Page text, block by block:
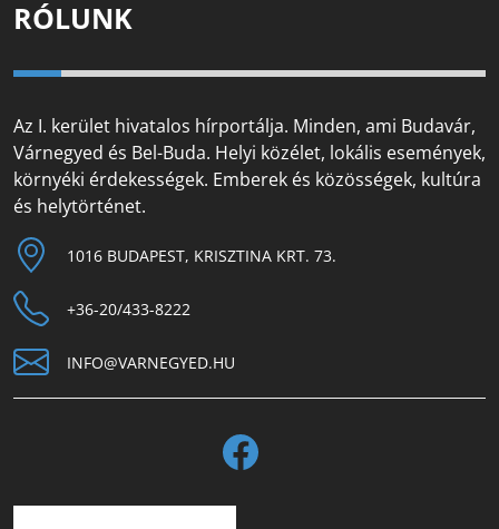
RÓLUNK
Az I. kerület hivatalos hírportálja. Minden, ami Budavár,
Várnegyed és Bel-Buda. Helyi közélet, lokális események,
környéki érdekességek. Emberek és közösségek, kultúra
és helytörténet.
1016 BUDAPEST, KRISZTINA KRT. 73.
+36-20/433-8222
INFO@VARNEGYED.HU